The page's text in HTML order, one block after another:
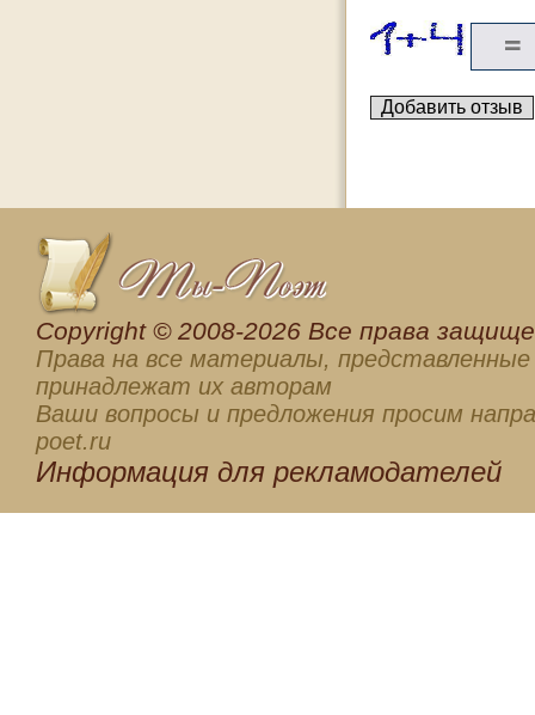
Сopyright © 2008-2026 Все права
Права на все материалы, представленные
принадлежат их авторам
Ваши вопросы и предложения просим
poet.ru
Информация для рекламодателей